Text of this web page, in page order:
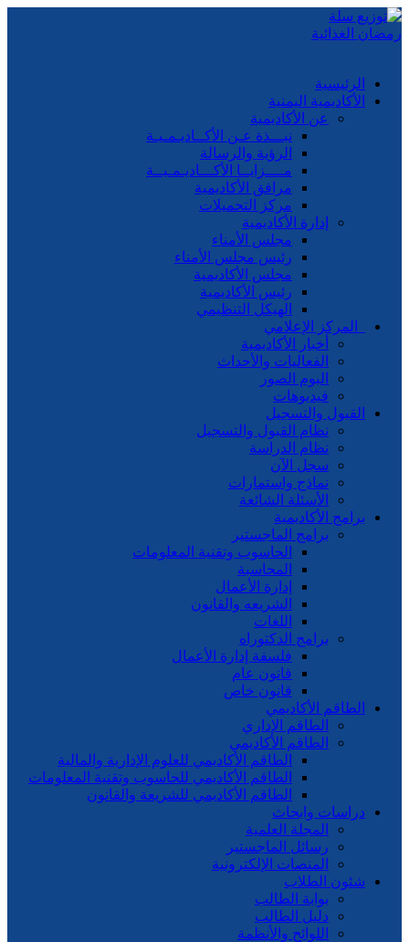
الرئيسية
الأكاديمية اليمنية
عن الأكاديمية
نبـــذة عـن الأكــاديـمـيـة
الرؤية والرسالة
مــــزايــا الأكـــاديـمـيــة
مرافق الأكاديمية
مركز التحميلات
إدارة الأكاديمية
مجلس الأمناء
رئيس مجلس الأمناء
مجلس الأكاديمية
رئيس الأكاديمية
الهيكل التنظيمي
المركز الإعلامي
أخبار الأكاديمية
الفعاليات والأحداث
البوم الصور
فيديوهات
القبول والتسجيل
نظام القبول والتسجيل
نظام الدراسة
سجل الآن
نماذج واستمارات
الأسئلة الشائعة
برامج الأكاديمية
برامج الماجستير
الحاسوب وتقنية المعلومات
المحاسبة
إدارة الأعمال
الشريعه والقانون
اللغات
برامج الدكتوراه
فلسفة إدارة الأعمال
قانون عام
قانون خاص
الطاقم الأكاديمي
الطاقم الإداري
الطاقم الأكاديمي
الطاقم الأكاديمي للعلوم الإدارية والمالية
الطاقم الأكاديمي للحاسوب وتقنية المعلومات
الطاقم الأكاديمي للشريعة والقانون
دراسات وابحاث
المجلة العلمية
رسائل الماجستير
المنصات الإلكترونية
شئون الطلاب
بوابة الطالب
دليل الطالب
اللوائح والأنظمة